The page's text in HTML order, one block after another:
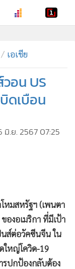
เอเชีย
อน US
ดเบือน
มิ.ย. 2567 07:25
หมสหรัฐฯ (เพนตา
งอเมริกา ที่มีเป้า
ส์ต่อวัคซีนจีน ใน
ใหญ่โควิด-19
รปกป้องกลับต้อง